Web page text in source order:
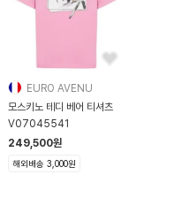
EURO AVENU
모스키노 테디 베어 티셔츠
V07045541
249,500원
해외배송 3,000원